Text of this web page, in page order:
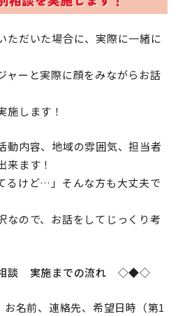
ただいた場合に、実際に一緒に
ャーと実際に顔をみながらお話
施します！
動内容、地域の雰囲気、担当者
来ます！
るけど…」そんな方も大丈夫で
なので、お話をしてじっくり考
談 実施までの流れ ◇◆◇
名前、連絡先、希望日時（第1